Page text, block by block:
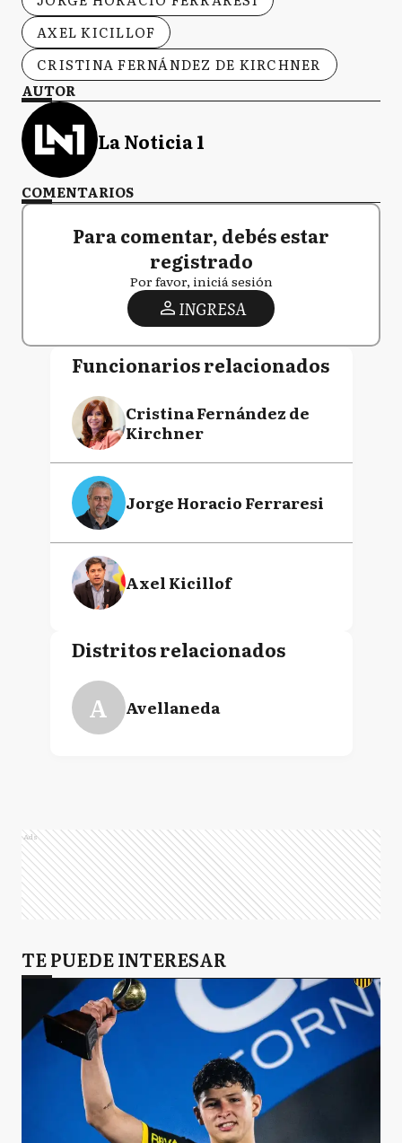
AXEL KICILLOF
CRISTINA FERNÁNDEZ DE KIRCHNER
AUTOR
La Noticia 1
COMENTARIOS
Para comentar, debés estar
registrado
Por favor, iniciá sesión
INGRESA
Funcionarios relacionados
Cristina Fernández de
Kirchner
Jorge Horacio Ferraresi
Axel Kicillof
Distritos relacionados
A Avellaneda
Ads
TE PUEDE INTERESAR